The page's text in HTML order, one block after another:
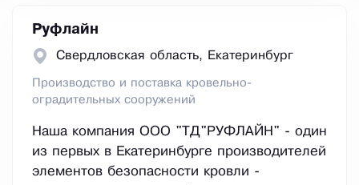
Руфлайн
Свердловская область, Екатеринбург
Производство и поставка кровельно-
оградительных сооружений
Наша компания ООО "ТД"РУФЛАЙН" - один
из первых в Екатеринбурге производителей
элементов безопасности кровли -